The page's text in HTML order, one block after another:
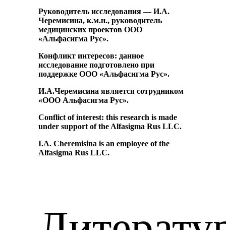
Руководитель исследования — И.А.
Черемисина, к.м.н., руководитель
медицинских проектов ООО
«Альфасигма Рус».
Конфликт интересов: данное
исследование подготовлено при
поддержке ООО «Альфасигма Рус».
И.А.Черемисина является сотрудником
«ООО Альфасигма Рус».
Conflict of interest: this research is made
under support of the Alfasigma Rus LLC.
I.A. Cheremisina is an employee of the
Alfasigma Rus LLС.